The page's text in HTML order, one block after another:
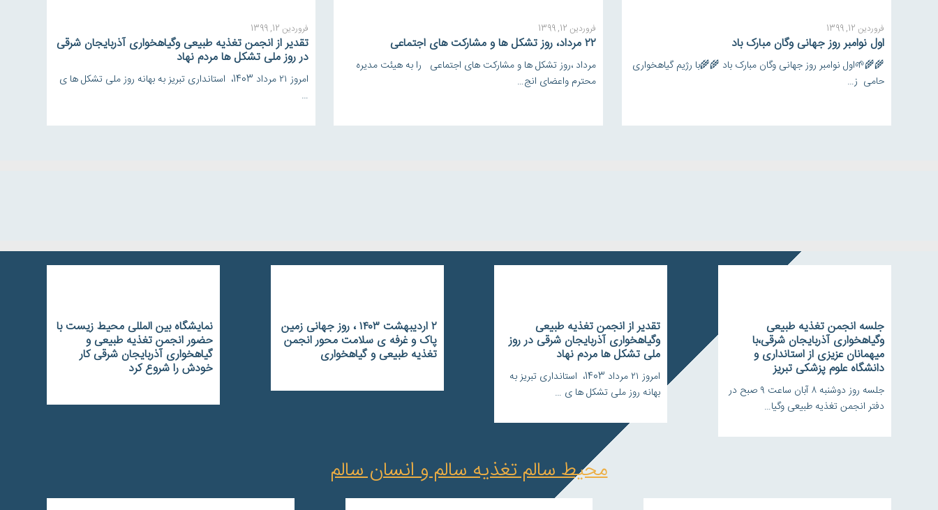
فروردین 12, 1399
اول نوامبر روز جهانی وگان مبارک باد
🌾🌾🌱اول نوامبر روز جهانی وگان مبارک باد 🌾🌾با رژيم گياهخوارى
حامى ز…
فروردین 12, 1399
۲۲ مرداد، روز تشکل ها و مشارکت های اجتماعی
مرداد ،روز تشکل ها و مشارکت های اجتماعی را به هیئت مدیره
محترم واعضای انج…
فروردین 12, 1399
تقدیر از انجمن تغذیه طبیعی وگیاهخواری آذربایجان شرقی
در روز ملی تشکل ها مردم نهاد
امروز ۲۱ مرداد 1403، استانداری تبریز به بهانه روز ملی تشکل ها ی
…
جلسه انجمن تغذیه طبیعی
وگیاهخواری آذربایجان شرقی،با
میهمانان عزیزی از استانداری و
دانشگاه علوم پزشکی تبریز
جلسه روز دوشنبه ۸ آبان ساعت ۹ صبح در
دفتر انجمن تغذیه طبیعی وگیا…
تقدیر از انجمن تغذیه طبیعی
وگیاهخواری آذربایجان شرقی در روز
ملی تشکل ها مردم نهاد
امروز ۲۱ مرداد 1403، استانداری تبریز به
بهانه روز ملی تشکل ها ی …
۲ اردیبهشت ۱۴۰۳ ، روز جهانی زمین
پاک و غرفه ی سلامت محور انجمن
تغذیه طبیعی و گیاهخواری
نمایشگاه بین المللی محیط زیست با
حضور انجمن تغذیه طبیعی و
گیاهخواری آذربایجان شرقی کار
خودش را شروع کرد
محیط سالم تغذیه سالم و انسان سالم